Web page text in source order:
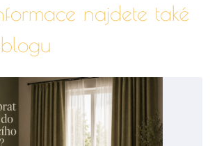
najdete také